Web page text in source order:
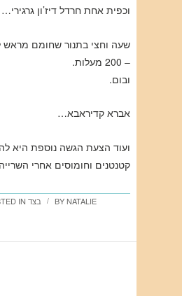
וכפית אחת חרדל דיז’ון גרגירי…
שעה וחצי בתנור שחומם מראש
– 200 מעלות.
ובום.
אברא קדיראבא…
ועוד הצעת הגשה נוספת היא
קטנטנים וחומוסים אחרי
IN בצד / BYNATALIE